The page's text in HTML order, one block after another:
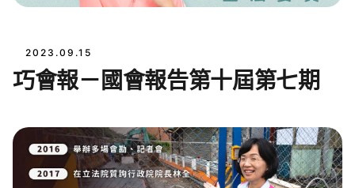
2023.09.15
巧會報－國會報告第十屆第七期